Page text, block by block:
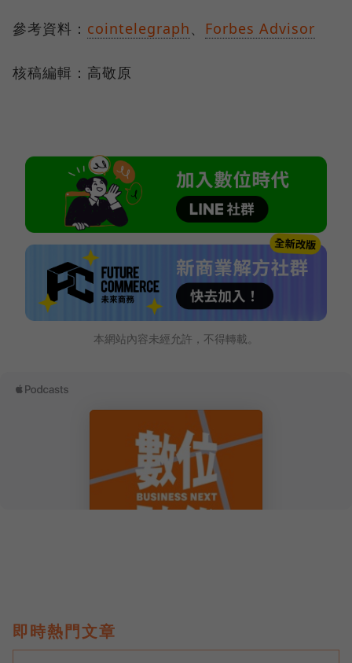
參考資料： cointelegraph、 Forbes Advisor
核稿編輯：高敬原
本網站內容未經允許，不得轉載。
即時熱門文章